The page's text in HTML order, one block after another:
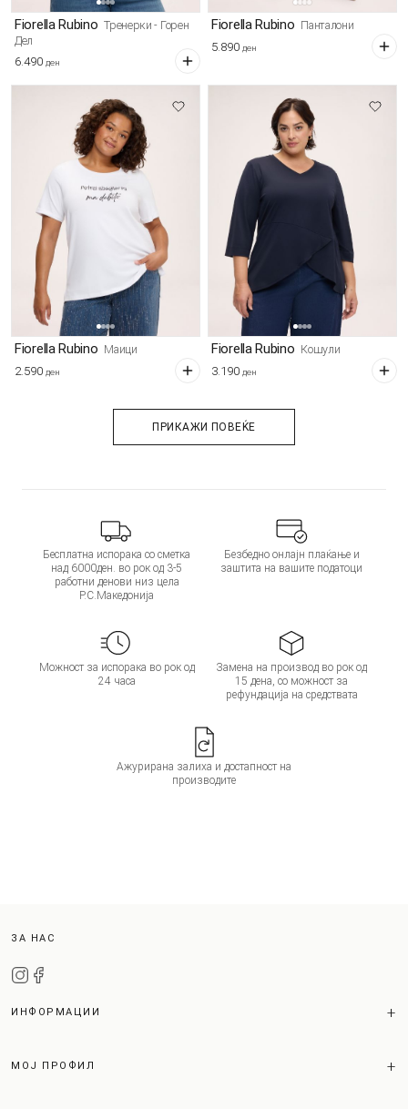
Fiorella Rubino Тренерки - Горен
Дел
6.490 ден
Fiorella Rubino Панталони
5.890 ден
Fiorella Rubino Маици
2.590 ден
Fiorella Rubino Кошули
3.190 ден
ПРИКАЖИ ПОВЕЌЕ
Бесплатна испорака со сметка
над 6000ден. во рок од 3-5
работни денови низ цела
Р.С.Македонија
Безбедно онлајн плаќање и
заштита на вашите податоци
Можност за испорака во рок од
24 часа
Замена на производ во рок од
15 дена, со можност за
рефундација на средствата
Ажурирана залиха и достапност на
производите
ЗА НАС
ИНФОРМАЦИИ
МОЈ ПРОФИЛ